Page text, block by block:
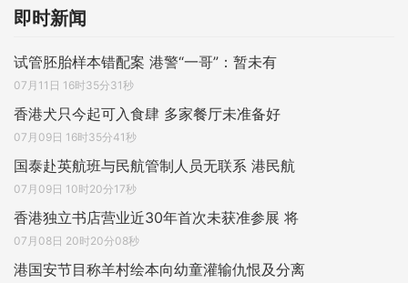
即时新闻
试管胚胎样本错配案 港警“一哥”：暂未有
07月11日 16时35分31秒
香港犬只今起可入食肆 多家餐厅未准备好
07月09日 16时35分41秒
国泰赴英航班与民航管制人员无联系 港民航
07月09日 10时20分17秒
香港独立书店营业近30年首次未获准参展 将
07月08日 20时20分08秒
港国安节目称羊村绘本向幼童灌输仇恨及分离